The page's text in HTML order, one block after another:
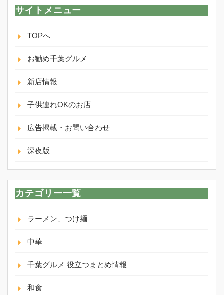
サイトメニュー
TOPへ
お勧め千葉グルメ
新店情報
子供連れOKのお店
広告掲載・お問い合わせ
深夜版
カテゴリー一覧
ラーメン、つけ麺
中華
千葉グルメ 役立つまとめ情報
和食